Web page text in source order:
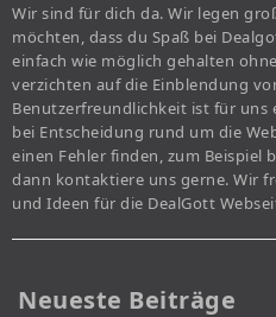
Wir sind für dich da. Wir legen
möchten, dass du Spaß bei
einfach wie möglich gehalten
verzichten auf die Einblendung
Benutzerfreundlichkeit ist für uns
bei Entscheidung rund um die
einen Fehler finden, zum Beispiel
dann kontaktiere uns gerne. Wir
und Ideen für die DealGott
Neueste Beiträge